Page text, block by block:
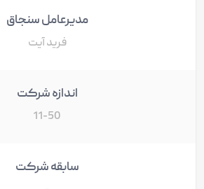
مدیرعامل سنجاق
فرید آیت
اندازه شرکت
11-50
سابقه شرکت